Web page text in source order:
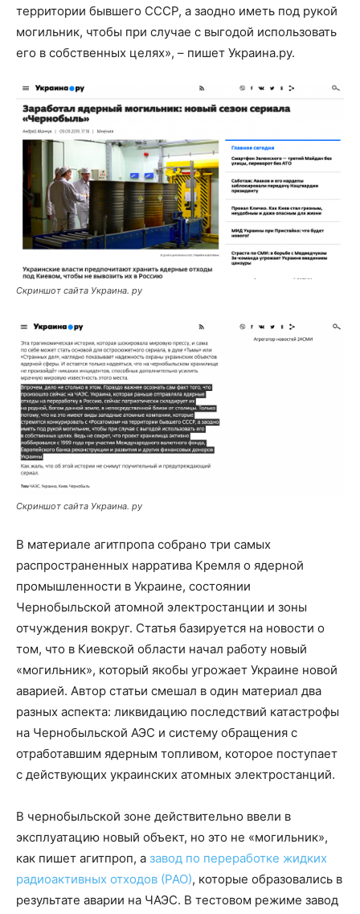
территории бывшего СССР, а заодно иметь под рукой
могильник, чтобы при случае с выгодой использовать
его в собственных целях», – пишет Украина.ру.
Скриншот сайта Украина. ру
Скриншот сайта Украина. ру
В материале агитпропа собрано три самых
распространенных нарратива Кремля о ядерной
промышленности в Украине, состоянии
Чернобыльской атомной электростанции и зоны
отчуждения вокруг. Статья базируется на новости о
том, что в Киевской области начал работу новый
«могильник», который якобы угрожает Украине новой
аварией. Автор статьи смешал в один материал два
разных аспекта: ликвидацию последствий катастрофы
на Чернобыльской АЭС и систему обращения с
отработавшим ядерным топливом, которое поступает
с действующих украинских атомных электростанций.
В чернобыльской зоне действительно ввели в
эксплуатацию новый объект, но это не «могильник»,
как пишет агитпроп, а завод по переработке жидких
радиоактивных отходов (РАО), которые образовались в
результате аварии на ЧАЭС. В тестовом режиме завод